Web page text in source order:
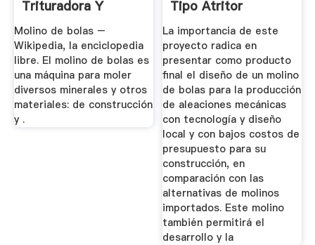
Trituradora Y
Molinos
Molino de bolas –
Wikipedia, la enciclopedia
libre. El molino de bolas es
una máquina para moler
diversos minerales y otros
materiales: de construcción
y .
Tipo Atritor
La importancia de este
proyecto radica en
presentar como producto
final el diseño de un molino
de bolas para la producción
de aleaciones mecánicas
con tecnología y diseño
local y con bajos costos de
presupuesto para su
construcción, en
comparación con las
alternativas de molinos
importados. Este molino
también permitirá el
desarrollo y la